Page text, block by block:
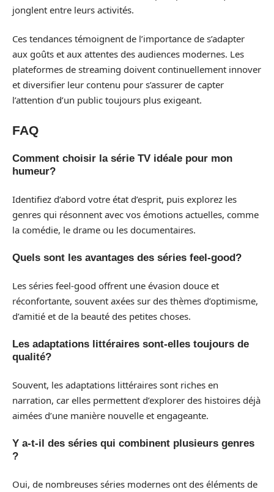
jonglent entre leurs activités.
Ces tendances témoignent de l’importance de s’adapter
aux goûts et aux attentes des audiences modernes. Les
plateformes de streaming doivent continuellement innover
et diversifier leur contenu pour s’assurer de capter
l’attention d’un public toujours plus exigeant.
FAQ
Comment choisir la série TV idéale pour mon
humeur?
Identifiez d’abord votre état d’esprit, puis explorez les
genres qui résonnent avec vos émotions actuelles, comme
la comédie, le drame ou les documentaires.
Quels sont les avantages des séries feel-good?
Les séries feel-good offrent une évasion douce et
réconfortante, souvent axées sur des thèmes d’optimisme,
d’amitié et de la beauté des petites choses.
Les adaptations littéraires sont-elles toujours de
qualité?
Souvent, les adaptations littéraires sont riches en
narration, car elles permettent d’explorer des histoires déjà
aimées d’une manière nouvelle et engageante.
Y a-t-il des séries qui combinent plusieurs genres
?
Oui, de nombreuses séries modernes ont des éléments de